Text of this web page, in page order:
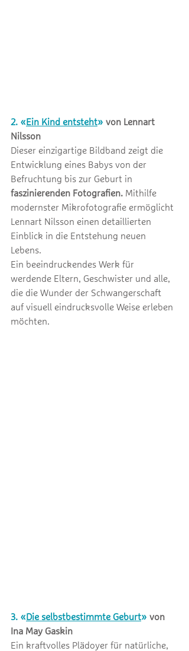
2. «Ein Kind entsteht» von Lennart
Nilsson
Dieser einzigartige Bildband zeigt die
Entwicklung eines Babys von der
Befruchtung bis zur Geburt in
faszinierenden Fotografien. Mithilfe
modernster Mikrofotografie ermöglicht
Lennart Nilsson einen detaillierten
Einblick in die Entstehung neuen
Lebens.
Ein beeindruckendes Werk für
werdende Eltern, Geschwister und alle,
die die Wunder der Schwangerschaft
auf visuell eindrucksvolle Weise erleben
möchten.
3. «Die selbstbestimmte Geburt» von
Ina May Gaskin
Ein kraftvolles Plädoyer für natürliche,